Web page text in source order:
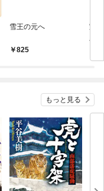
雪王の元へ
825
室
もっと見る